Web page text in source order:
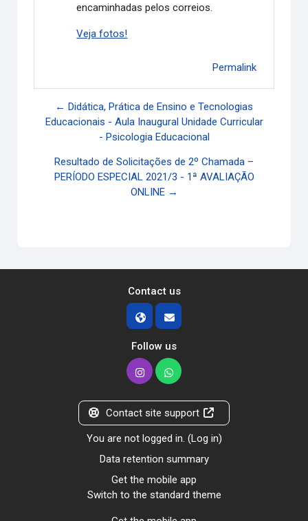
encaminhadas pelos correios.
Veja fotos!
Permalink
← Didática, Prática de Ensino e Tecnologias
Educacionais - Aula Inaugural Unidade Curricular
- Psicologia Educacional
Resultado de Solicitações de 2º Chamada –
PERÍODO ESPECIAL 2021/3 - 1ª AVALIAÇÃO
ONLINE →
Contact us
Follow us
Contact site support
You are not logged in. (Log in)
Data retention summary
Get the mobile app
Switch to the standard theme